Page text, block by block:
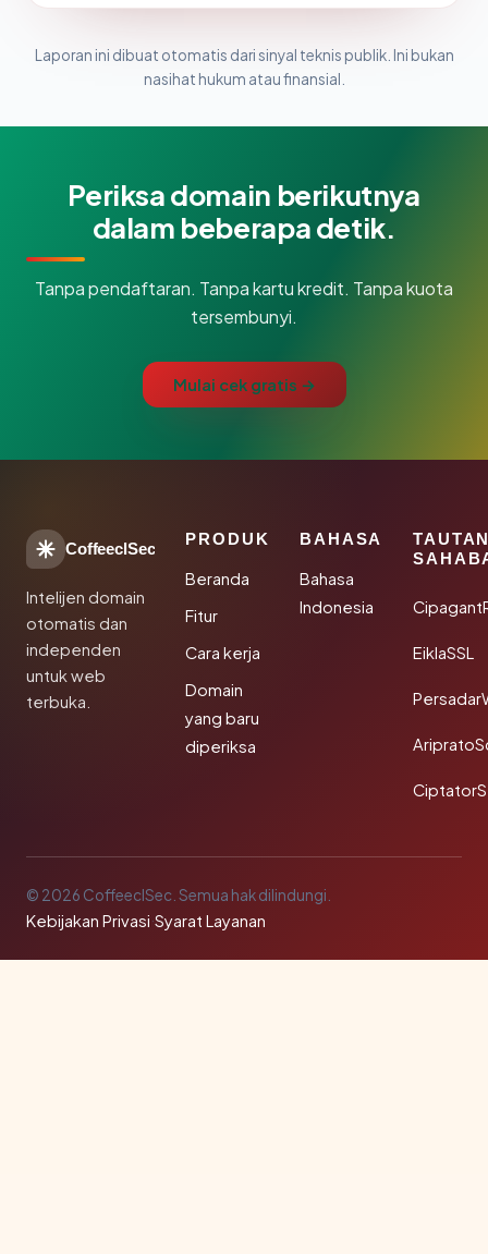
Laporan ini dibuat otomatis dari sinyal teknis publik. Ini bukan
nasihat hukum atau finansial.
Periksa domain berikutnya
dalam beberapa detik.
Tanpa pendaftaran. Tanpa kartu kredit. Tanpa kuota
tersembunyi.
Mulai cek gratis →
CoffeeclSec
Intelijen domain
otomatis dan
independen
untuk web
terbuka.
PRODUK
Beranda
Fitur
Cara kerja
Domain
yang baru
diperiksa
BAHASA
Bahasa
Indonesia
EiklaSSL
© 2026 CoffeeclSec. Semua hak dilindungi.
Kebijakan Privasi·Syarat Layanan